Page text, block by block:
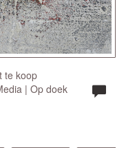
te koop
| Op doek